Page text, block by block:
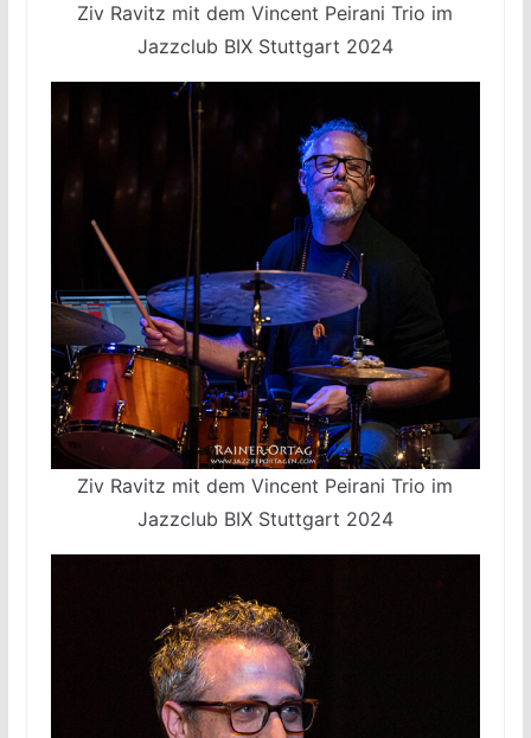
Ziv Ravitz mit dem Vincent Peirani Trio im
Jazzclub BIX Stuttgart 2024
Ziv Ravitz mit dem Vincent Peirani Trio im
Jazzclub BIX Stuttgart 2024